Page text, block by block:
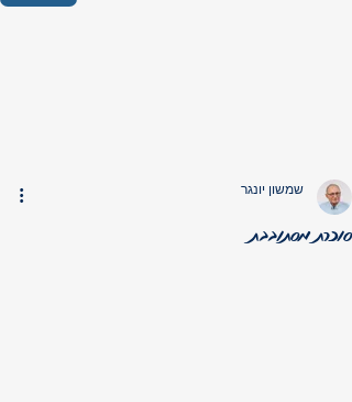
סוכרת מסתובבת
שמשון יונגר